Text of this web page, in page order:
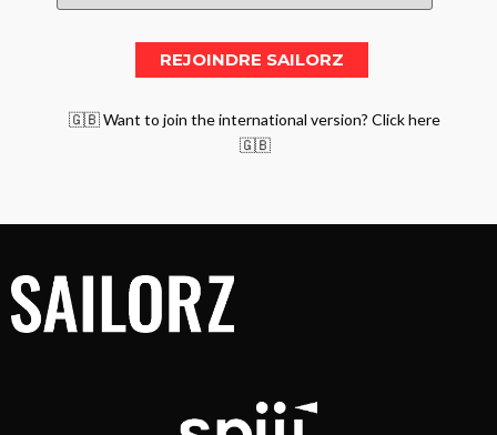
🇬🇧 Want to join the international version? Click here
🇬🇧